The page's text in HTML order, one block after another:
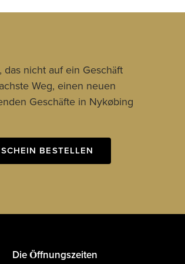
nicht auf ein Geschäft
Weg, einen neuen
Geschäfte in Nykøbing
BESTELLEN
Die Öffnungszeiten